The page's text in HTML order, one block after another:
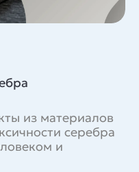
из материалов
серебра
и